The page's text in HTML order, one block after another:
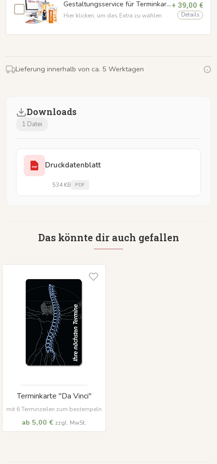
Gestaltungsservice für Terminkarten
Hier klicken, um das Extra zu wählen
+ 39,00 €
Details
Lieferung innerhalb von ca. 5 Werktagen
Downloads
1 Datei
PDF Druckdatenblatt
534 KB PDF
Das könnte dir auch gefallen
Terminkarte "Da Vinci"
mit 6 Terminzeilen zum bestempeln
ab 5,00 € zzgl. MwSt.